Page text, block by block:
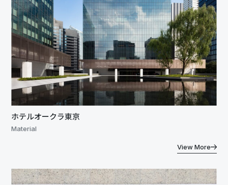
ホテルオークラ東京
Material
View More